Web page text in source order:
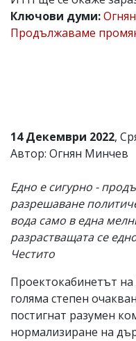
Коментарите
под
статиите
носи
отговорност
Ако
откриете
обиден
за
вас
коментар,
сигнализирайте
ни!
Ключови думи:
Продължаваме
14 Декември 2022,
Автор: Огнян Минчев
Едно е сигурно -
разрешаване
вода само в една
разрастващата се
Честито
Проектокабинетът
голяма степен
постигнат разумен
нормализиране на